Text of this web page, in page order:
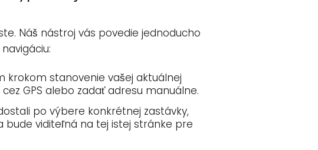
Náš nástroj vás povedie jednoducho
krokom stanovenie vašej aktuálnej
GPS alebo zadať adresu manuálne.
po výbere konkrétnej zastávky,
bude viditeľná na tej istej stránke pre